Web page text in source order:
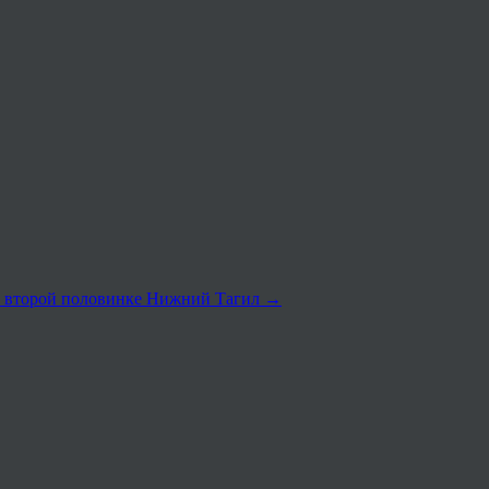
второй половинке Нижний Тагил →